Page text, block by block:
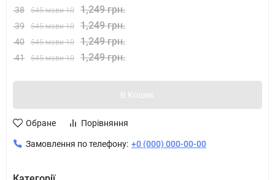
38 545 мави 10 1,249 грн.
39 545 мави 10 1,249 грн.
40 545 мави 10 1,249 грн.
41 545 мави 10 1,249 грн.
В Кошик
Обране Порівняння
Замовлення по телефону: +0 (000) 000-00-00